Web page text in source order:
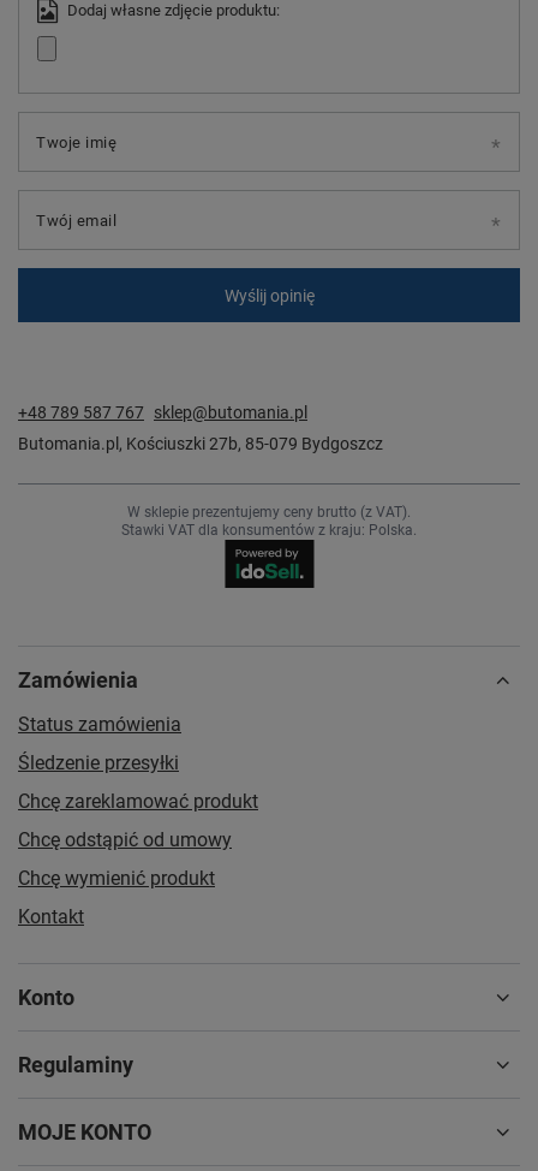
Dodaj własne zdjęcie produktu:
Twoje imię
Twój email
Wyślij opinię
+48 789 587 767 sklep@butomania.pl
Butomania.pl , Kościuszki 27b, 85-079 Bydgoszcz
W sklepie prezentujemy ceny brutto (z VAT).
Stawki VAT dla konsumentów z kraju: Polska.
Zamówienia
Status zamówienia
Śledzenie przesyłki
Chcę zareklamować produkt
Chcę odstąpić od umowy
Chcę wymienić produkt
Kontakt
Konto
Regulaminy
MOJE KONTO